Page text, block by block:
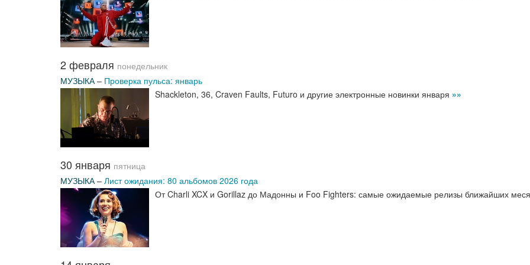
2 февраля понедельник
МУЗЫКА– Проверка пульса: январь
Shackleton, 36, Craven Faults, Futuro и другие электронные новинки января »»
30 января пятница
МУЗЫКА– Лист ожидания: 80 альбомов 2026 года
От Charli XCX и Gorillaz до Мадонны и Foo Fighters: самые ожидаемые релизы ближайших